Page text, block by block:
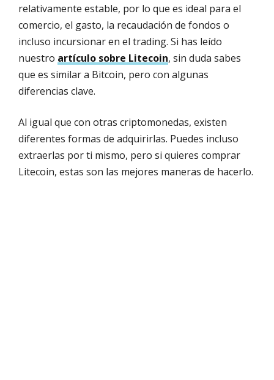
relativamente estable, por lo que es ideal para el
comercio, el gasto, la recaudación de fondos o
incluso incursionar en el trading. Si has leído
nuestro artículo sobre Litecoin, sin duda sabes
que es similar a Bitcoin, pero con algunas
diferencias clave.
Al igual que con otras criptomonedas, existen
diferentes formas de adquirirlas. Puedes incluso
extraerlas por ti mismo, pero si quieres comprar
Litecoin, estas son las mejores maneras de hacerlo.